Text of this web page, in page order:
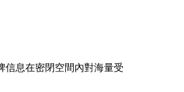
信息在密閉空間內對海量受